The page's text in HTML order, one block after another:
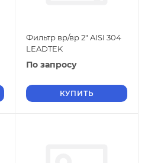
Фильтр вр/вр 2" AISI 304
LEADTEK
По запросу
КУПИТЬ